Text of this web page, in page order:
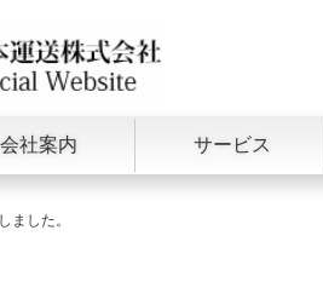
会社案内 サービス
ました。